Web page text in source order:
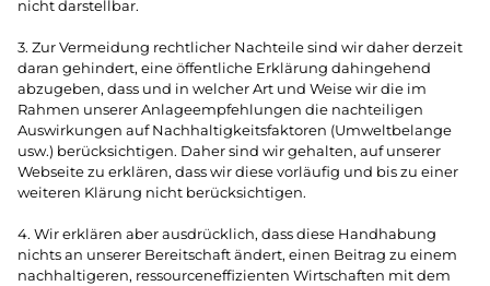
nicht darstellbar.
3. Zur Vermeidung rechtlicher Nachteile sind wir daher derzeit
daran gehindert, eine öffentliche Erklärung dahingehend
abzugeben, dass und in welcher Art und Weise wir die im
Rahmen unserer Anlageempfehlungen die nachteiligen
Auswirkungen auf Nachhaltigkeitsfaktoren (Umweltbelange
usw.) berücksichtigen. Daher sind wir gehalten, auf unserer
Webseite zu erklären, dass wir diese vorläufig und bis zu einer
weiteren Klärung nicht berücksichtigen.
4. Wir erklären aber ausdrücklich, dass diese Handhabung
nichts an unserer Bereitschaft ändert, einen Beitrag zu einem
nachhaltigeren, ressourceneffizienten Wirtschaften mit dem